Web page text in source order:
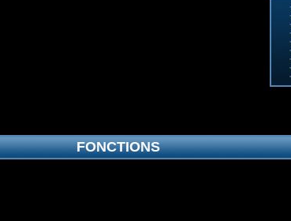
FONCTIONS